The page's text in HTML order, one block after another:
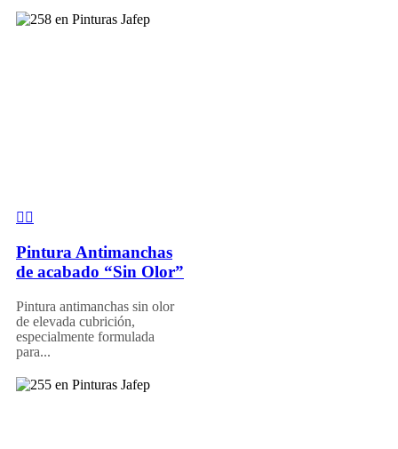
Pintura Antimanchas
de acabado “Sin Olor”
Pintura antimanchas sin olor
de elevada cubrición,
especialmente formulada
para...